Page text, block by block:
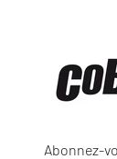
Abonnez-